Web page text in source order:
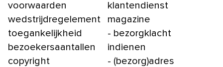
voorwaarden
wedstrijdregelement
toegankelijkheid
bezoekersaantallen
copyright
klantendienst
magazine
- bezorgklacht
indienen
- (bezorg)adres